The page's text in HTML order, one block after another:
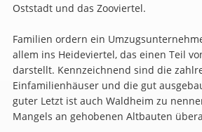
Oststadt und das Zooviertel.
Familien ordern ein
allem ins Heideviertel, das einen Teil
darstellt. Kennzeichnend sind die
Einfamilienhäuser und die gut
guter Letzt ist auch Waldheim zu
Mangels an gehobenen Altbauten